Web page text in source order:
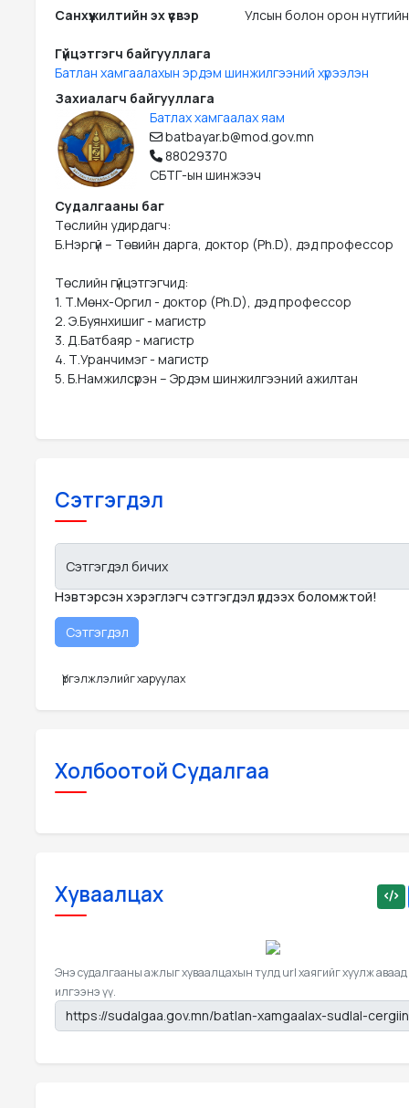
Санхүүжилтийн эх үүсвэр
Улсын болон орон
Гүйцэтгэгч байгууллага
Батлан хамгаалахын эрдэм шинжилгээний хүрээлэн
Захиалагч байгууллага
Батлах хамгаалах яам
batbayar.b@mod.gov.mn
88029370
СБТГ-ын шинжээч
Судалгааны баг
Төслийн удирдагч:
Б.Нэргүй – Төвийн дарга, доктор (Ph.D), дэд профессор
Төслийн гүйцэтгэгчид:
1. Т.Мөнх-Оргил - доктор (Ph.D), дэд профессор
2. Э.Буянхишиг - магистр
3. Д.Батбаяр - магистр
4. Т.Уранчимэг - магистр
5. Б.Намжилсүрэн – Эрдэм шинжилгээний ажилтан
Сэтгэгдэл
Сэтгэгдэл бичих
Нэвтэрсэн хэрэглэгч сэтгэгдэл үлдээх боломжтой!
Үргэлжлэлийг харуулах
Холбоотой Судалгаа
Хуваалцах
Энэ судалгааны ажлыг хуваалцахын тулд url хаягийг хуулж аваад
илгээнэ үү.